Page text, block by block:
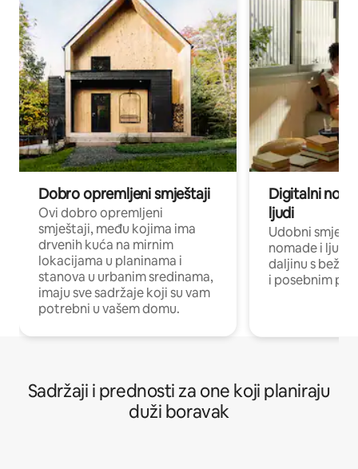
Dobro opremljeni smještaji
Ovi dobro opremljeni
smještaji, među kojima ima
drvenih kuća na mirnim
lokacijama u planinama i
stanova u urbanim sredinama,
imaju sve sadržaje koji su vam
potrebni u vašem domu.
Digitalni
ljudi
Udobni
nomade i ljude
daljinu s
i posebnim
Sadržaji i prednosti za one koji planiraju
duži boravak